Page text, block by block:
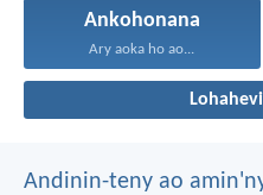
Ankohonana
Ary aoka ho ao...
Andinin-teny ao